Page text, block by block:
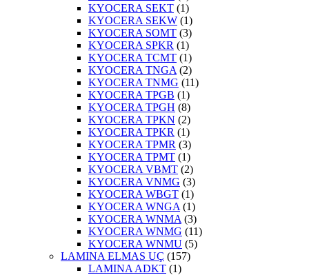
KYOCERA SEKT (1)
KYOCERA SEKW (1)
KYOCERA SOMT (3)
KYOCERA SPKR (1)
KYOCERA TCMT (1)
KYOCERA TNGA (2)
KYOCERA TNMG (11)
KYOCERA TPGB (1)
KYOCERA TPGH (8)
KYOCERA TPKN (2)
KYOCERA TPKR (1)
KYOCERA TPMR (3)
KYOCERA TPMT (1)
KYOCERA VBMT (2)
KYOCERA VNMG (3)
KYOCERA WBGT (1)
KYOCERA WNGA (1)
KYOCERA WNMA (3)
KYOCERA WNMG (11)
KYOCERA WNMU (5)
LAMINA ELMAS UÇ (157)
LAMINA ADKT (1)